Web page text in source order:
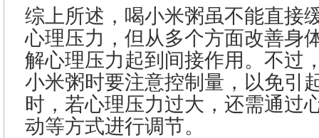
综上所述，喝小米粥虽不能直接
心理压力，但从多个方面改善身
解心理压力起到间接作用。不过
小米粥时要注意控制量，以免引
时，若心理压力过大，还需通过
动等方式进行调节。